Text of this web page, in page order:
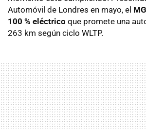
Automóvil de Londres en mayo, el
100 % eléctrico que promete una
263 km según ciclo WLTP.